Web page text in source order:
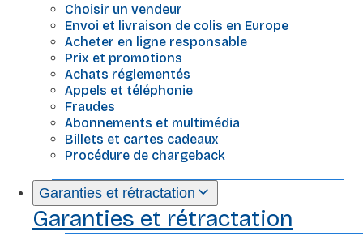
Choisir un vendeur
Envoi et livraison de colis en Europe
Acheter en ligne responsable
Prix et promotions
Achats réglementés
Appels et téléphonie
Fraudes
Abonnements et multimédia
Billets et cartes cadeaux
Procédure de chargeback
Garanties et rétractation
Garanties et rétractation